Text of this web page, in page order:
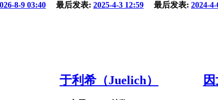
8-9 03:40 最后发表: 2025-4-3 12:59 最后发表: 2024-
于利希（Juelich）